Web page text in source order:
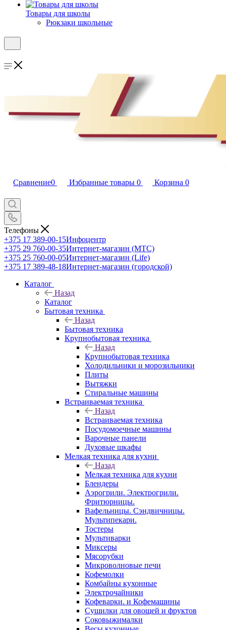
Товары для школы
Рюкзаки школьные
Сравнение0 Избранные товары 0 Корзина 0
Телефоны
+375 17 389-00-15Инфоцентр
+375 29 760-00-35Интернет-магазин (МТС)
+375 25 760-00-05Интернет-магазин (Life)
+375 17 389-48-18Интернет-магазин (городской)
Каталог
Назад
Каталог
Бытовая техника
Назад
Бытовая техника
Крупнобытовая техника
Назад
Крупнобытовая техника
Холодильники и морозильники
Плиты
Вытяжки
Стиральные машины
Встраиваемая техника
Назад
Встраиваемая техника
Посудомоечные машины
Варочные панели
Духовые шкафы
Мелкая техника для кухни
Назад
Мелкая техника для кухни
Блендеры
Аэрогрили. Электрогрили.
Фритюрницы.
Вафельницы. Сэндвичницы.
Мультипекари.
Тостеры
Мультиварки
Миксеры
Мясорубки
Микроволновые печи
Кофемолки
Комбайны кухонные
Электрочайники
Кофеварки. и Кофемашины
Сушилки для овощей и фруктов
Соковыжималки